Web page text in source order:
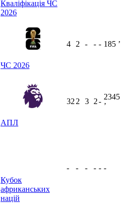
Кваліфікація ЧС
2026
ЧС 2026
4 2 - - - 185 ʼ
АПЛ
32 2 3 2-
2345
ʼ
Кубок
африканських
націй
- - - - - -